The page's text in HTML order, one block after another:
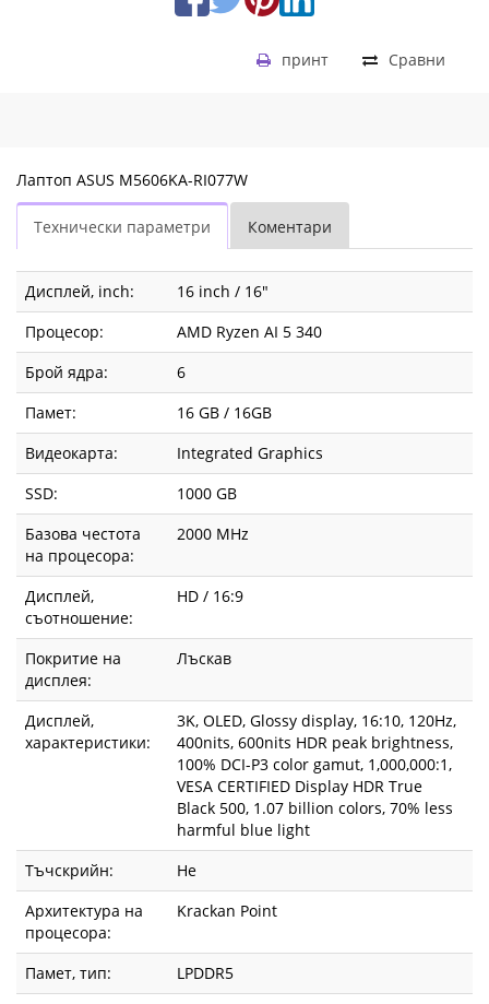
Сравни
принт
Лаптоп ASUS M5606KA-RI077W
Технически параметри Коментари
Дисплей, inch:
16 inch / 16"
Процесор:
AMD Ryzen AI 5 340
Брой ядра:
6
Памет:
16 GB / 16GB
Видеокарта:
Integrated Graphics
SSD:
1000 GB
Базова честота
на процесора:
2000 MHz
Дисплей,
съотношение:
HD / 16:9
Покритие на
дисплея:
Лъскав
Дисплей,
характеристики:
3K, OLED, Glossy display, 16:10, 120Hz,
400nits, 600nits HDR peak brightness,
100% DCI-P3 color gamut, 1,000,000:1,
VESA CERTIFIED Display HDR True
Black 500, 1.07 billion colors, 70% less
harmful blue light
Тъчскрийн:
Не
Архитектура на
процесора:
Krackan Point
Памет, тип:
LPDDR5